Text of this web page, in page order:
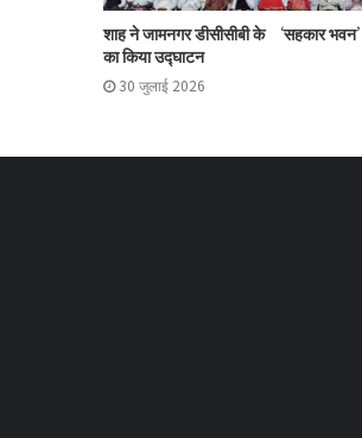
शाह ने जामनगर डीसीसीबी के ‘सहकार भवन’
का किया उद्घाटन
30 जुलाई 2026